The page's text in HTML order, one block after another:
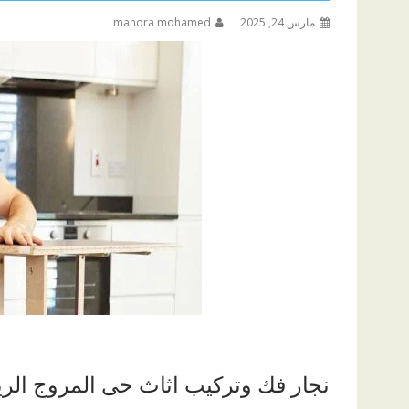
مارس 24, 2025 manora mohamed
نجار فك وتركيب اثاث حى المروج